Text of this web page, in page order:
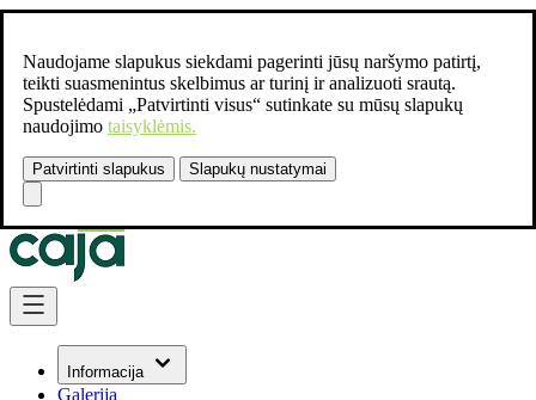
Naudojame slapukus siekdami pagerinti jūsų naršymo patirtį,
teikti suasmenintus skelbimus ar turinį ir analizuoti srautą.
Spustelėdami „Patvirtinti visus“ sutinkate su mūsų slapukų
naudojimo taisyklėmis.
Patvirtinti slapukus Slapukų nustatymai
Susisiekite:
Skip to Content
Informacija
Galerija